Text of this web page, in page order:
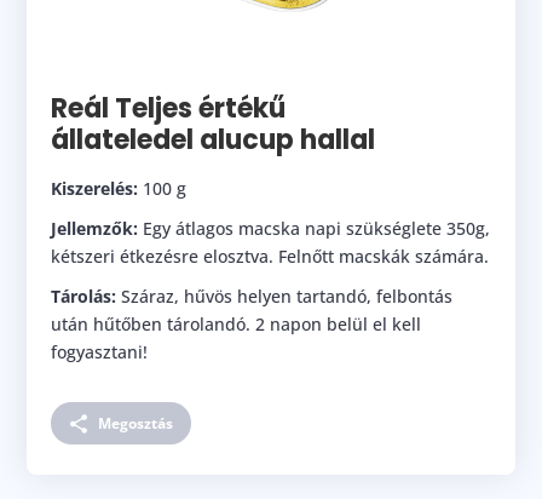
Reál Teljes értékű
állateledel alucup hallal
Kiszerelés: 100 g
Jellemzők: Egy átlagos macska napi szükséglete 350g,
kétszeri étkezésre elosztva. Felnőtt macskák számára.
Tárolás: Száraz, hűvös helyen tartandó, felbontás
után hűtőben tárolandó. 2 napon belül el kell
fogyasztani!
Megosztás